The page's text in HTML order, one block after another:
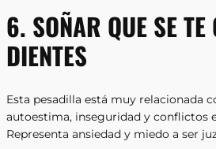
6. SOÑAR QUE SE TE
DIENTES
Esta pesadilla está muy relacionada
autoestima, inseguridad y conflictos
Representa ansiedad y miedo a ser